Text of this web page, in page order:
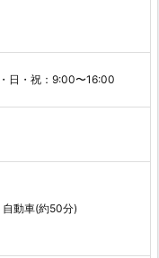
日・祝：9:00〜16:00
動車(約50分)